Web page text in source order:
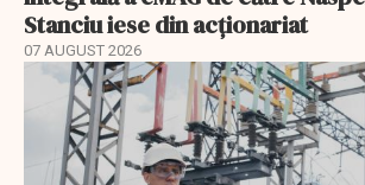
Stanciu iese din acționariat
07 AUGUST 2026